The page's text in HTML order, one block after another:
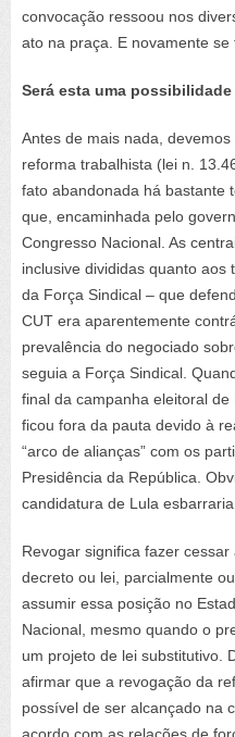
convocação ressoou nos
ato na praça. E novamente
Será esta uma
Antes de mais nada,
reforma trabalhista (lei n.
fato abandonada há bastante
que, encaminhada pelo
Congresso Nacional. As
inclusive divididas quanto
da Força Sindical – que
CUT era aparentemente
prevalência do negociado
seguia a Força Sindical.
final da campanha eleitoral
ficou fora da pauta devido à
“arco de alianças” com os
Presidência da República.
candidatura de Lula
Revogar significa fazer
decreto ou lei, parcialmente
assumir essa posição no
Nacional, mesmo quando o
um projeto de lei substitutivo.
afirmar que a revogação da
possível de ser alcançado na